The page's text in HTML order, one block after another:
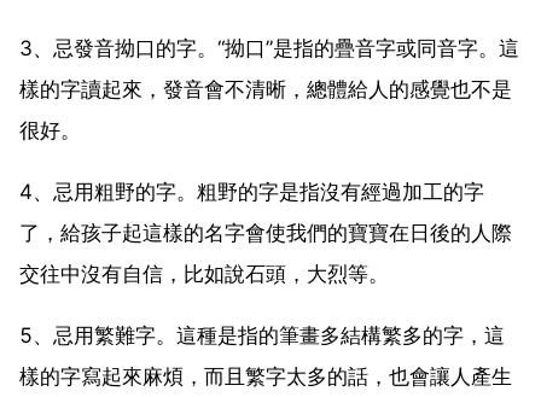
3、忌發音拗口的字。“拗口”是指的疊音字或同音字。這
樣的字讀起來，發音會不清晰，總體給人的感覺也不是
很好。
4、忌用粗野的字。粗野的字是指沒有經過加工的字
了，給孩子起這樣的名字會使我們的寶寶在日後的人際
交往中沒有自信，比如說石頭，大烈等。
5、忌用繁難字。這種是指的筆畫多結構繁多的字，這
樣的字寫起來麻煩，而且繁字太多的話，也會讓人產生